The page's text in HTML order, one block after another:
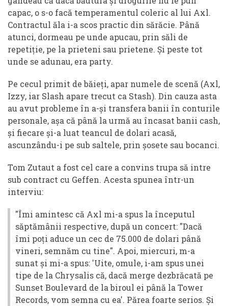
capac, o s-o facă temperamentul coleric al lui Axl.
Contractul ăla i-a scos practic din sărăcie. Până
atunci, dormeau pe unde apucau, prin săli de
repetiție, pe la prieteni sau prietene. Și peste tot
unde se adunau, era party.
Pe cecul primit de băieți, apar numele de scenă (Axl,
Izzy, iar Slash apare trecut ca Stash). Din cauza asta
au avut probleme în a-și transfera banii în conturile
personale, așa că până la urmă au încasat banii cash,
și fiecare și-a luat teancul de dolari acasă,
ascunzându-i pe sub saltele, prin șosete sau bocanci.
Tom Zutaut a fost cel care a convins trupa să intre
sub contract cu Geffen. Acesta spunea într-un
interviu:
"Îmi amintesc că Axl mi-a spus la începutul
săptămânii respective, după un concert: "Dacă
îmi poți aduce un cec de 75.000 de dolari până
vineri, semnăm cu tine". Apoi, miercuri, m-a
sunat și mi-a spus: 'Uite, omule, i-am spus unei
tipe de la Chrysalis că, dacă merge dezbrăcată pe
Sunset Boulevard de la biroul ei până la Tower
Records, vom semna cu ea'. Părea foarte serios. Și